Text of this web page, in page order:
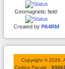
Geomagnetic field:
Created by PA4RM
Copyright © 2026.
Codice Fiscale :